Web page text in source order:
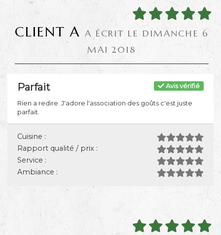
CLIENT A A ÉCRIT LE DIMANCHE 6
MAI 2018
Avis vérifié
Parfait
Rien a redire. J'adore l'association des goûts c'est juste
parfait.
Cuisine :
Rapport qualité / prix :
Service :
Ambiance :